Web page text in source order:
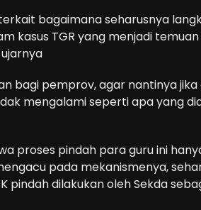
bagaimana seharusnya
kasus TGR yang menjadi temuan
bagi pemprov, agar nantinya jika
mengalami seperti apa yang
proses pindah para guru ini
pada mekanismenya,
pindah dilakukan oleh Sekda